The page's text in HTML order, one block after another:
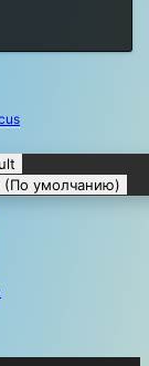
(По умолчанию)